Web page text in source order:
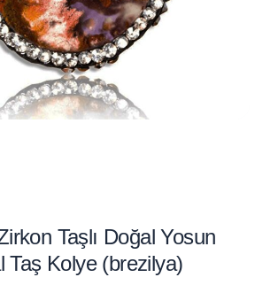
Taşlı Doğal Yosun
Taş Kolye (brezilya)